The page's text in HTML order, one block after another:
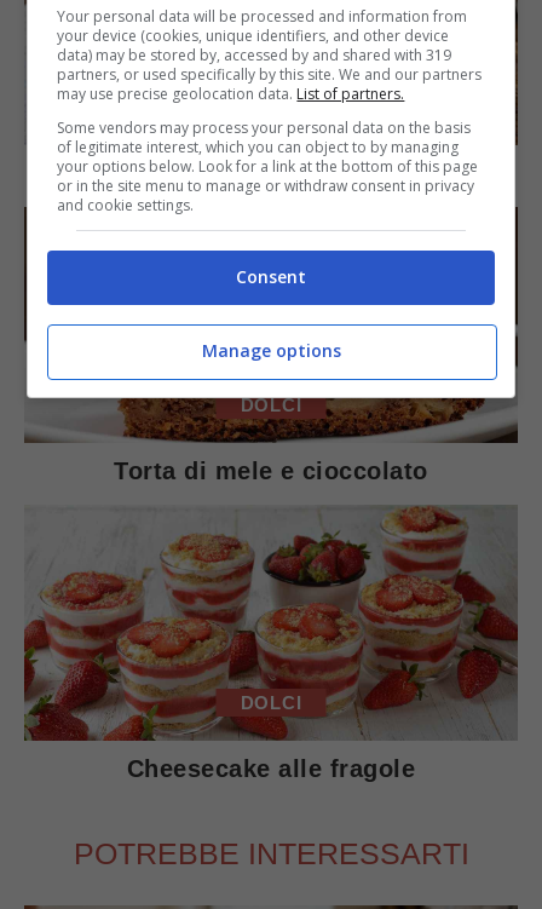
SECONDI PIATTI
Arista di maiale al latte
DOLCI
Torta di mele e cioccolato
DOLCI
Cheesecake alle fragole
POTREBBE INTERESSARTI
Your personal data will be processed and information from
your device (cookies, unique identifiers, and other device
data) may be stored by, accessed by and shared with 319
partners, or used specifically by this site. We and our partners
may use precise geolocation data. List of partners.
Some vendors may process your personal data on the basis
of legitimate interest, which you can object to by managing
your options below. Look for a link at the bottom of this page
or in the site menu to manage or withdraw consent in privacy
and cookie settings.
Consent
Manage options